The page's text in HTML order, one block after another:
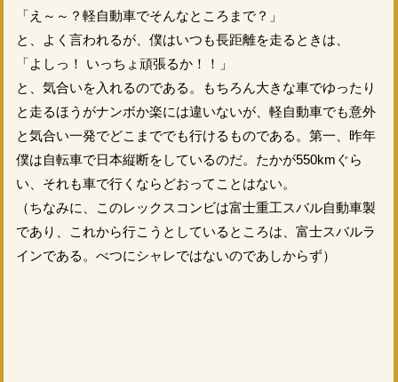
「え～～？軽自動車でそんなところまで？」
と、よく言われるが、僕はいつも長距離を走るときは、
「よしっ！ いっちょ頑張るか！！」
と、気合いを入れるのである。もちろん大きな車でゆったり
と走るほうがナンボか楽には違いないが、軽自動車でも意外
と気合い一発でどこまででも行けるものである。第一、昨年
僕は自転車で日本縦断をしているのだ。たかが550kmぐら
い、それも車で行くならどおってことはない。
（ちなみに、このレックスコンビは富士重工スバル自動車製
であり、これから行こうとしているところは、富士スバルラ
インである。べつにシャレではないのであしからず）